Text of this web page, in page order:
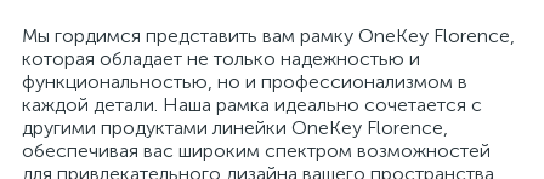
Мы гордимся представить вам рамку OneKey Florence,
которая обладает не только надежностью и
функциональностью, но и профессионализмом в
каждой детали. Наша рамка идеально сочетается с
другими продуктами линейки OneKey Florence,
обеспечивая вас широким спектром возможностей
для привлекательного дизайна вашего пространства.